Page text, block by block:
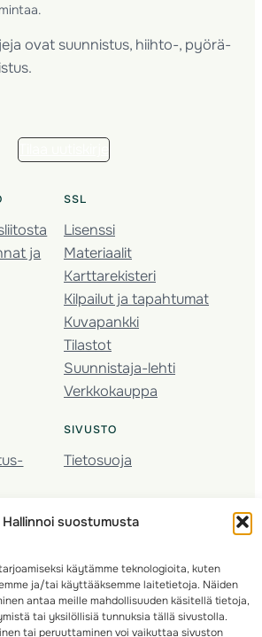
Hallinnoi suostumusta
käytämme teknologioita, kuten
ja/tai käyttääksemme laitetietoja. Näiden
antaa meille mahdollisuuden käsitellä tietoja,
tai yksilöllisiä tunnuksia tällä sivustolla.
tai peruuttaminen voi vaikuttaa sivuston
ovat suunnistus, hiihto-, pyörä-
ja
SSL
Lisenssi
Materiaalit
Karttarekisteri
Kilpailut ja tapahtumat
Kuvapankki
Tilastot
Suunnistaja-lehti
Verkkokauppa
SIVUSTO
Tietosuoja